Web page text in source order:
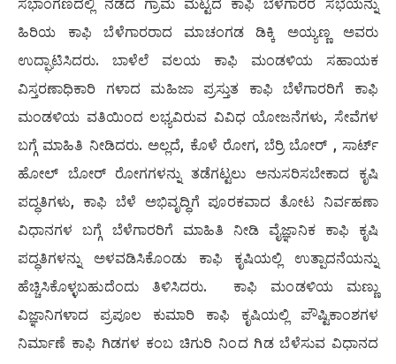
ಸಭಾಂಗಣದಲ್ಲಿ ನಡೆದ ಗ್ರಾಮ ಮಟ್ಟದ ಕಾಫಿ ಬೆಳೆಗಾರರ ಸಭೆಯನ್ನು
ಹಿರಿಯ ಕಾಫಿ ಬೆಳೆಗಾರರಾದ ಮಾಚಂಗಡ ಡಿಕ್ಕಿ ಅಯ್ಯಣ್ಣ ಅವರು
ಉದ್ಘಾಟಿಸಿದರು. ಬಾಳೆಲೆ ವಲಯ ಕಾಫಿ ಮಂಡಳಿಯ ಸಹಾಯಕ
ವಿಸ್ತರಣಾಧಿಕಾರಿ ಗಳಾದ ಮಹಿಜಾ ಪ್ರಸ್ತುತ ಕಾಫಿ ಬೆಳೆಗಾರರಿಗೆ ಕಾಫಿ
ಮಂಡಳಿಯ ವತಿಯಿಂದ ಲಭ್ಯವಿರುವ ವಿವಿಧ ಯೋಜನೆಗಳು, ಸೇವೆಗಳ
ಬಗ್ಗೆ ಮಾಹಿತಿ ನೀಡಿದರು. ಅಲ್ಲದೆ, ಕೊಳೆ ರೋಗ, ಬೆರ್ರಿ ಬೋರ್ , ಸಾರ್ಟ್
ಹೋಲ್ ಬೋರ್ ರೋಗಗಳನ್ನು ತಡೆಗಟ್ಟಲು ಅನುಸರಿಸಬೇಕಾದ ಕೃಷಿ
ಪದ್ಧತಿಗಳು, ಕಾಫಿ ಬೆಳೆ ಅಭಿವೃದ್ಧಿಗೆ ಪೂರಕವಾದ ತೋಟ ನಿರ್ವಹಣಾ
ವಿಧಾನಗಳ ಬಗ್ಗೆ ಬೆಳೆಗಾರರಿಗೆ ಮಾಹಿತಿ ನೀಡಿ ವೈಜ್ಞಾನಿಕ ಕಾಫಿ ಕೃಷಿ
ಪದ್ಧತಿಗಳನ್ನು ಅಳವಡಿಸಿಕೊಂಡು ಕಾಫಿ ಕೃಷಿಯಲ್ಲಿ ಉತ್ಪಾದನೆಯನ್ನು
ಹೆಚ್ಚಿಸಿಕೊಳ್ಳಬಹುದೆಂದು ತಿಳಿಸಿದರು. ಕಾಫಿ ಮಂಡಳಿಯ ಮಣ್ಣು
ವಿಜ್ಞಾನಿಗಳಾದ ಪ್ರಪೂಲ ಕುಮಾರಿ ಕಾಫಿ ಕೃಷಿಯಲ್ಲಿ ಪೌಷ್ಟಿಕಾಂಶಗಳ
ನಿರ್ಮಾಣೆ ಕಾಫಿ ಗಿಡಗಳ ಕಂಬ ಚಿಗುರಿ ನಿಂದ ಗಿಡ ಬೆಳೆಸುವ ವಿಧಾನದ